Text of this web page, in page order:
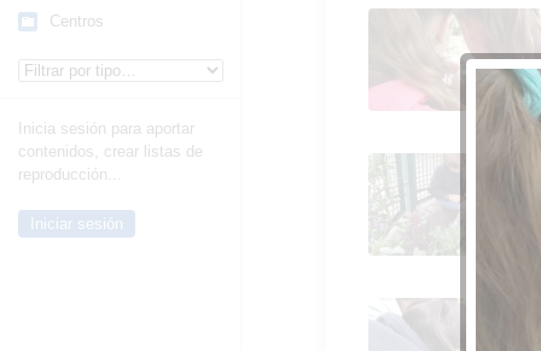
Centros
Inicia sesión para aportar
contenidos, crear listas de
reproducción...
Iniciar sesión
2019_06_07_Los
de Quinto observan los
insectos del
FDLR_Las Rozas 1
2019_06_07_Los
de Quinto observan los
insectos del
FDLR_Las Rozas 6
2019_06_07_Los